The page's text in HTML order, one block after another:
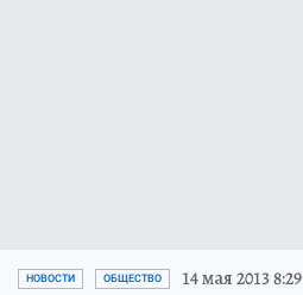
НОВОСТИ ОБЩЕСТВО 14 мая 2013 8:29